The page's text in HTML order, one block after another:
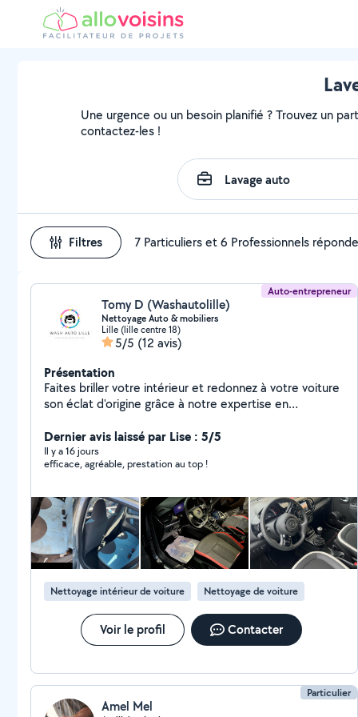
Une urgence ou un besoin planifié ? Trouvez un
contactez-les !
Filtres 7 Particuliers et 6 Professionnels
Auto-entrepreneur
Tomy D (Washautolille)
Nettoyage Auto & mobiliers ️
Lille (lille centre 18)
5/5 (12 avis)
Présentation
Faites briller votre intérieur et redonnez à votre voiture
son éclat d'origine grâce à notre expertise en
Déplacement à domicile en haut de France -Devis &
Rdv en message Retrouver moi sur tout les réseaux (
TikTok,Snapchat,insta ) : washautolille Des problème
à vos messages , veuillez me contacter sur mes
réseaux sociaux
Dernier avis laissé par Lise : 5/5
Il y a 16 jours
efficace, agréable, prestation au top !
Nettoyage intérieur de voiture Nettoyage de voiture
Voir le profil Contacter
Particulier
Amel Mel